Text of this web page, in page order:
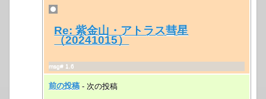
Re: 紫金山・アトラス彗星
（20241015）
msg# 1.6
前の投稿 - 次の投稿